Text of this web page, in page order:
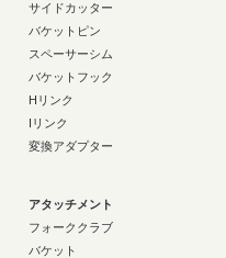
サイドカッター
バケットピン
スペーサーシム
バケットフック
Hリンク
Iリンク
変換アダプター
アタッチメント
フォーククラブ
バケット